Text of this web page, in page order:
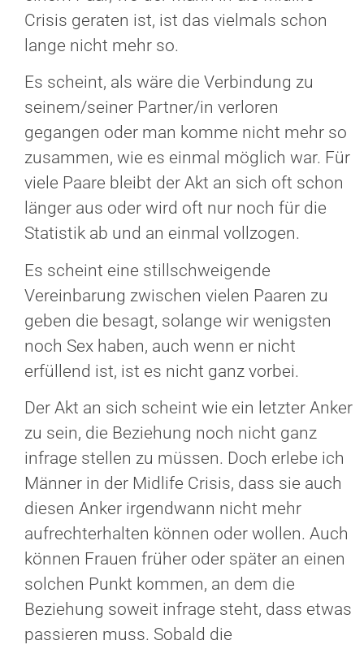
Crisis geraten ist, ist das vielmals schon
lange nicht mehr so.
Es scheint, als wäre die Verbindung zu
seinem/seiner Partner/in verloren
gegangen oder man komme nicht mehr so
zusammen, wie es einmal möglich war. Für
viele Paare bleibt der Akt an sich oft schon
länger aus oder wird oft nur noch für die
Statistik ab und an einmal vollzogen.
Es scheint eine stillschweigende
Vereinbarung zwischen vielen Paaren zu
geben die besagt, solange wir wenigsten
noch Sex haben, auch wenn er nicht
erfüllend ist, ist es nicht ganz vorbei.
Der Akt an sich scheint wie ein letzter Anker
zu sein, die Beziehung noch nicht ganz
infrage stellen zu müssen. Doch erlebe ich
Männer in der Midlife Crisis, dass sie auch
diesen Anker irgendwann nicht mehr
aufrechterhalten können oder wollen. Auch
können Frauen früher oder später an einen
solchen Punkt kommen, an dem die
Beziehung soweit infrage steht, dass etwas
passieren muss. Sobald die